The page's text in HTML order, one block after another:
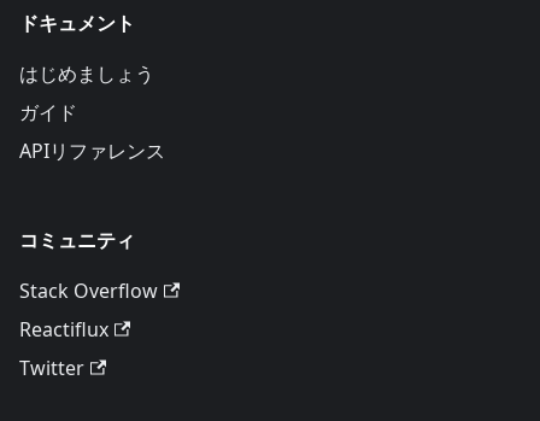
ドキュメント
はじめましょう
ガイド
APIリファレンス
コミュニティ
Stack Overflow
Reactiflux
Twitter